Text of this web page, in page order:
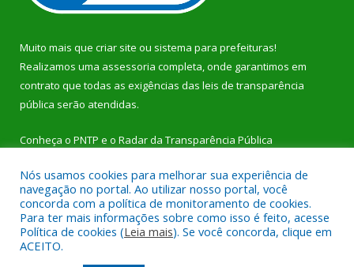
Muito mais que criar site ou sistema para prefeituras!
Realizamos uma assessoria completa, onde garantimos em
contrato que todas as exigências das leis de transparência
pública serão atendidas.
Conheça o PNTP e o Radar da Transparência Pública
Todos os direitos reservados a Prefeitura Municipal de Dom
Eliseu.
Nós usamos cookies para melhorar sua experiência de
navegação no portal. Ao utilizar nosso portal, você
concorda com a política de monitoramento de cookies.
Para ter mais informações sobre como isso é feito, acesse
Política de cookies (Leia mais). Se você concorda, clique em
ACEITO.